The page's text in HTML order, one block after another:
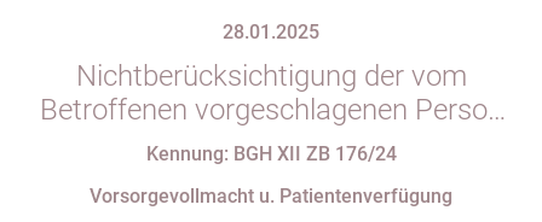
28.01.2025
Nichtberücksichtigung der vom
Betroffenen vorgeschlagenen Person
bei der Betreuerauswahl
Kennung: BGH XII ZB 176/24
Vorsorgevollmacht u. Patientenverfügung